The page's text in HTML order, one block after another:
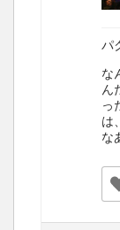
パ
な
ん
っ
は
な